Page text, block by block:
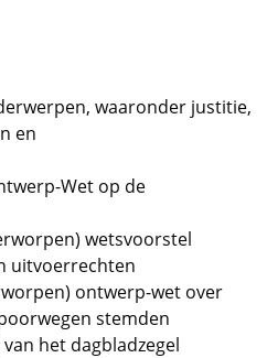
waaronder justitie,
en
Wet op de
wetsvoorstel
uitvoerrechten
ontwerp-wet over
stemden
het dagbladzegel